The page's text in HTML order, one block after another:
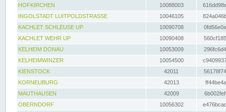
HOFKIRCHEN
10088003
INGOLSTADT LUITPOLDSTRASSE
10046105
KACHLET SCHLEUSE UP
10090708
KACHLET WEHR UP
10090408
KELHEIM DONAU
10053009
KELHEIMWINZER
10054500
KIENSTOCK
42011
KORNEUBURG
42013
MAUTHAUSEN
42009
OBERNDORF
10056302